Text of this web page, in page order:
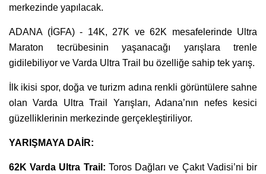
merkezinde yapılacak.
ADANA (İGFA) - 14K, 27K ve 62K mesafelerinde Ultra
Maraton tecrübesinin yaşanacağı yarışlara trenle
gidilebiliyor ve Varda Ultra Trail bu özelliğe sahip tek yarış.
İlk ikisi spor, doğa ve turizm adına renkli görüntülere sahne
olan Varda Ultra Trail Yarışları, Adana’nın nefes kesici
güzelliklerinin merkezinde gerçekleştiriliyor.
YARIŞMAYA DAİR:
62K Varda Ultra Trail: Toros Dağları ve Çakıt Vadisi’ni bir